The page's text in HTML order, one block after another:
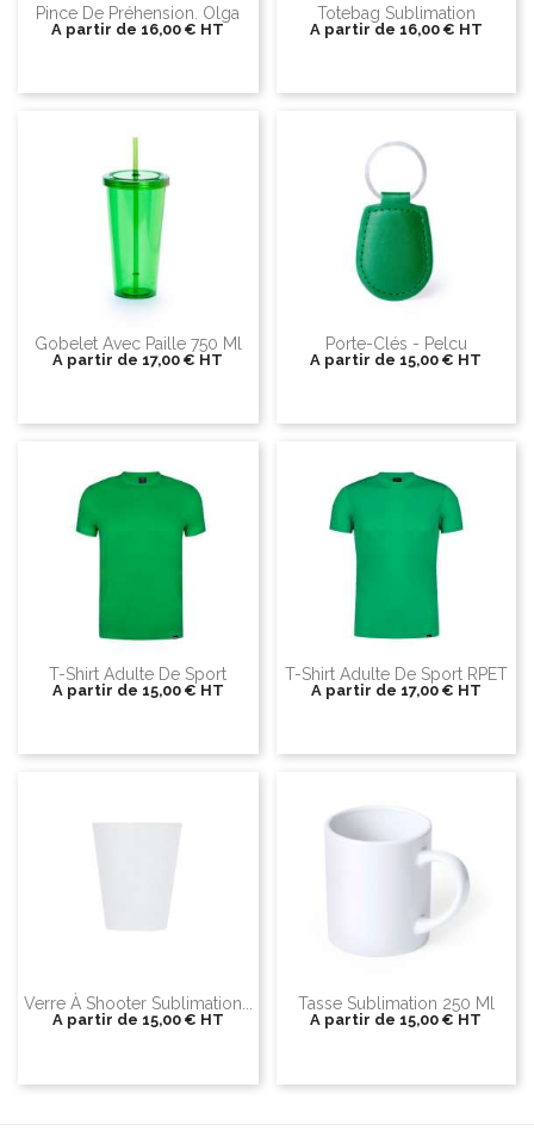
Pince De Préhension. Olga
A partir de 16,00 € HT
Totebag Sublimation
A partir de 16,00 € HT
Gobelet Avec Paille 750 Ml
A partir de 17,00 € HT
Porte-Clés - Pelcu
A partir de 15,00 € HT
T-Shirt Adulte De Sport
A partir de 15,00 € HT
T-Shirt Adulte De Sport RPET
A partir de 17,00 € HT
Verre À Shooter Sublimation...
A partir de 15,00 € HT
Tasse Sublimation 250 Ml
A partir de 15,00 € HT